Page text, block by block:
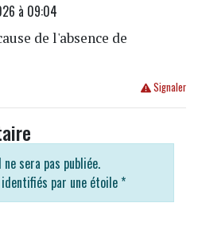
à 09:04
de l'absence de
Signaler
sera pas publiée.
par une étoile *